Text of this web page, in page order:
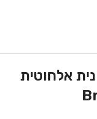
אלחוטית